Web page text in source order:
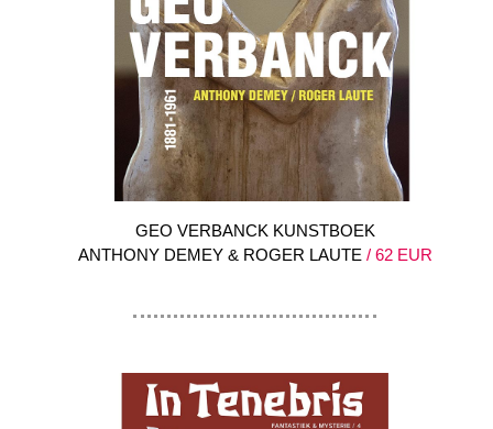
GEO VERBANCK KUNSTBOEK
ANTHONY DEMEY & ROGER LAUTE / 62 EUR